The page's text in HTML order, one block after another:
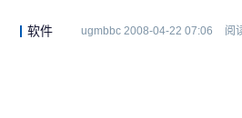
软件 ugmbbc 2008-04-22 07:06 阅